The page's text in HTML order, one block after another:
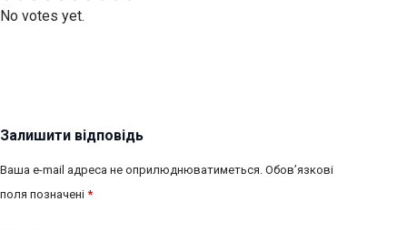
No votes yet.
Залишити відповідь
Ваша e-mail адреса не оприлюднюватиметься. Обов’язкові
поля позначені *